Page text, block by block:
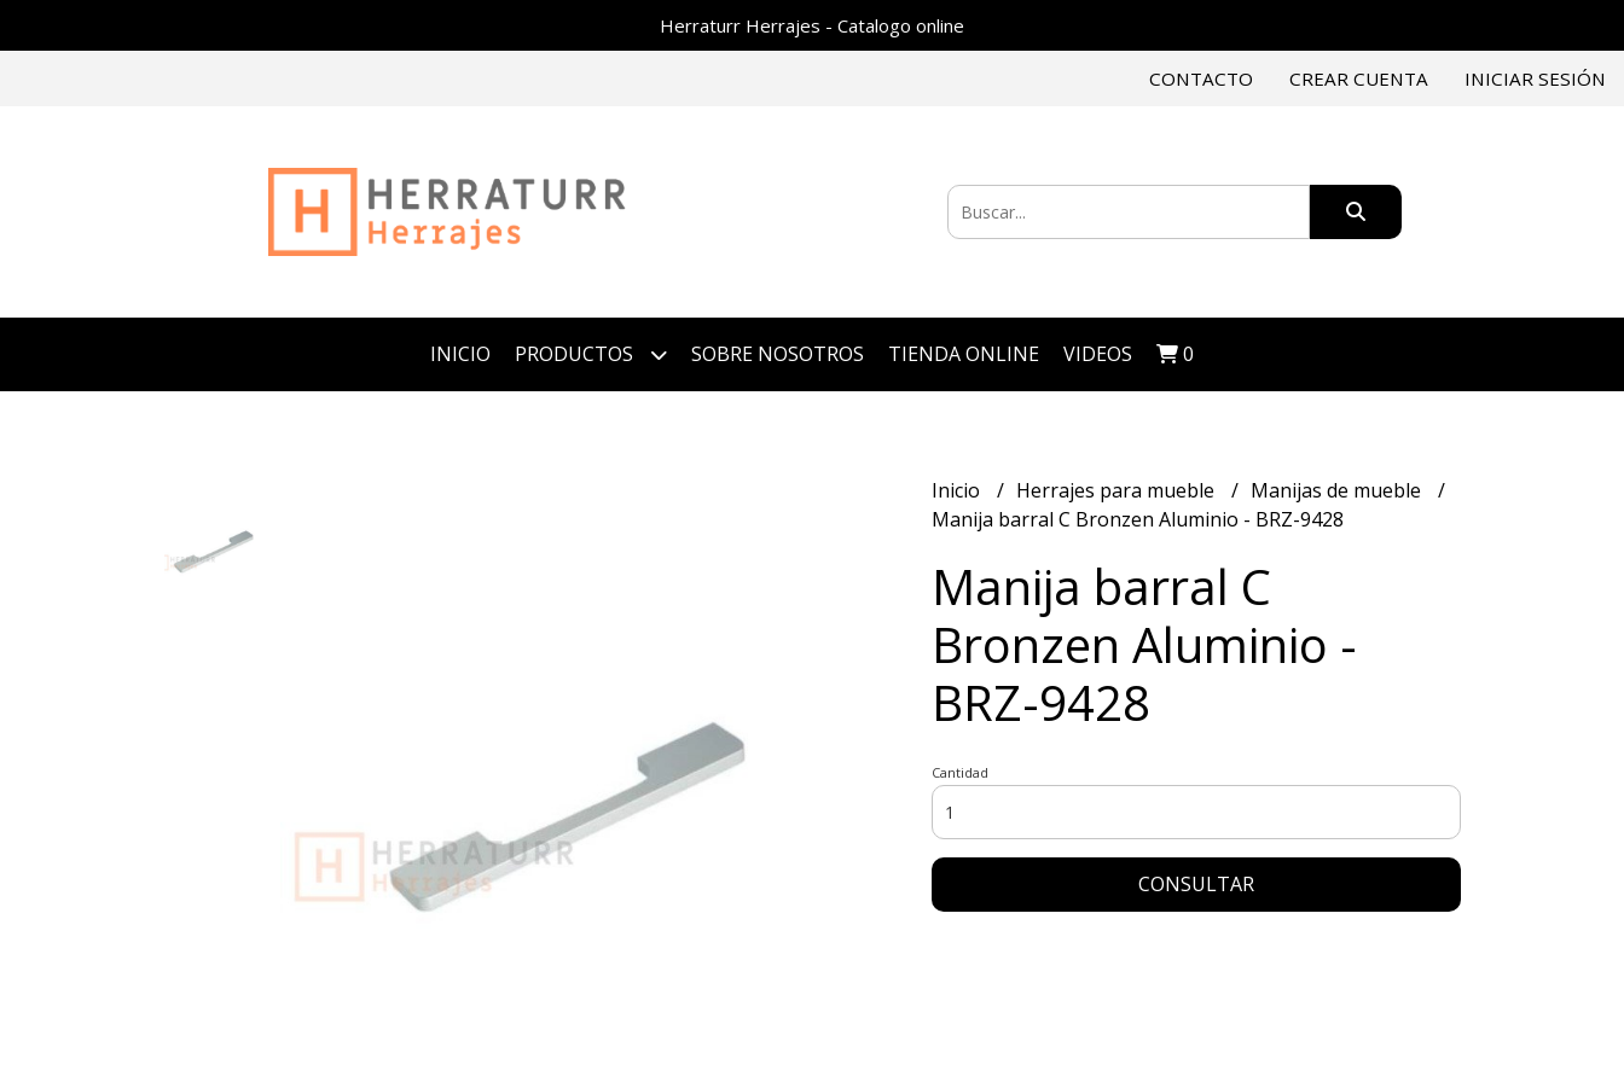
Herraturr Herrajes - Catalogo online
CONTACTO CREAR CUENTA INICIAR SESIÓN
INICIO PRODUCTOS SOBRE NOSOTROS TIENDA ONLINE VIDEOS 0
Inicio Herrajes para mueble
Manijas de mueble
Manija barral C Bronzen Aluminio - BRZ-9428
Manija barral C
Bronzen Aluminio -
BRZ-9428
Cantidad
CONSULTAR